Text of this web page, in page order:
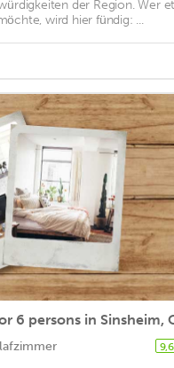
der Region. Wer
wird hier fündig: ...
9,6